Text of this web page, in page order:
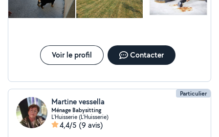
Voir le profil Contacter
Particulier
Martine vessella
Ménage Babysitting
L'Huisserie (L'Huisserie)
4,4/5 (9 avis)